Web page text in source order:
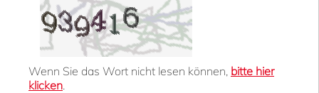
Wenn Sie das Wort nicht lesen können, bitte hier
klicken.